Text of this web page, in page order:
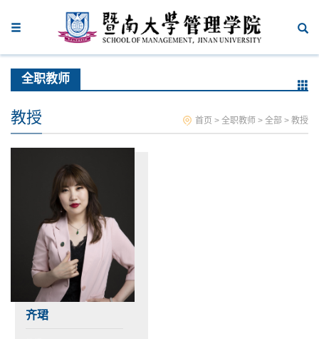
全职教师
教授 首页 > 全职教师 > 全部 > 教授
齐珺